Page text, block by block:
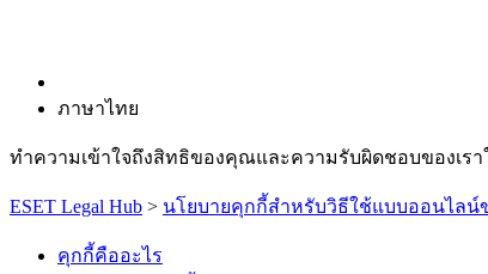
ภาษาไทย
ทำความเข้าใจถึงสิทธิของคุณและความรับผิดชอบของเรา
ESET Legal Hub > นโยบายคุกกี้สำหรับวิธีใช้แบบออนไลน์
คุกกี้คืออะไร